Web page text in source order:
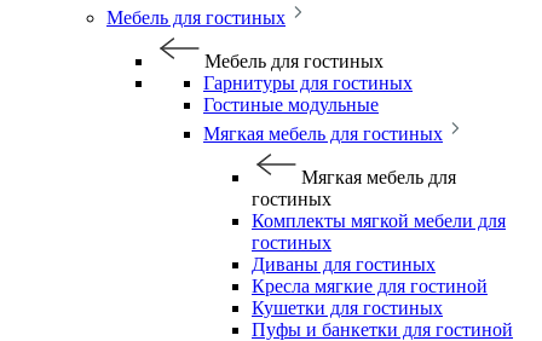
Мебель для гостиных
Мебель для гостиных
Гарнитуры для гостиных
Гостиные модульные
Мягкая мебель для гостиных
Мягкая мебель для
гостиных
Комплекты мягкой мебели для
гостиных
Диваны для гостиных
Кресла мягкие для гостиной
Кушетки для гостиных
Пуфы и банкетки для гостиной